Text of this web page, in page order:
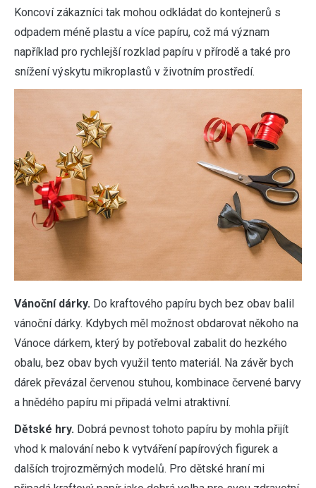
Koncoví zákazníci tak mohou odkládat do kontejnerů s
odpadem méně plastu a více papíru, což má význam
například pro rychlejší rozklad papíru v přírodě a také pro
snížení výskytu mikroplastů v životním prostředí.
Vánoční dárky. Do kraftového papíru bych bez obav balil
vánoční dárky. Kdybych měl možnost obdarovat někoho na
Vánoce dárkem, který by potřeboval zabalit do hezkého
obalu, bez obav bych využil tento materiál. Na závěr bych
dárek převázal červenou stuhou, kombinace červené barvy
a hnědého papíru mi připadá velmi atraktivní.
Dětské hry. Dobrá pevnost tohoto papíru by mohla přijít
vhod k malování nebo k vytváření papírových figurek a
dalších trojrozměrných modelů. Pro dětské hraní mi